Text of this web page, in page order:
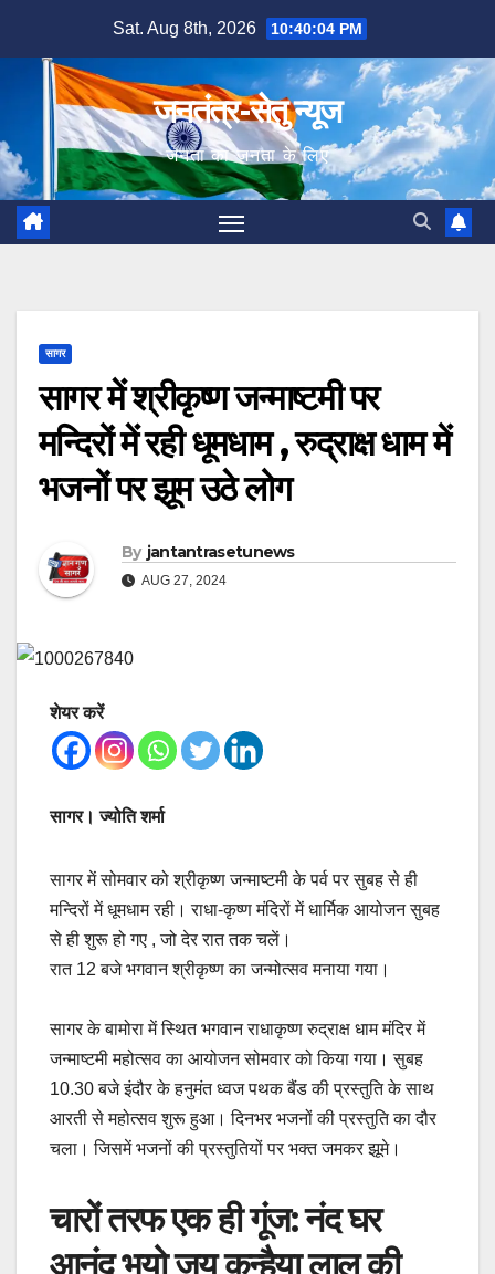
content
Sat. Aug 8th, 2026 10:40:05 PM
जनतंत्र-सेतु न्यूज
जनता का जनता के लिए
सागर
सागर में श्रीकृष्ण जन्माष्टमी पर
मन्दिरों में रही धूमधाम , रुद्राक्ष धाम में
भजनों पर झूम उठे लोग
By jantantrasetunews
AUG 27, 2024
शेयर करें
सागर। ज्योति शर्मा
सागर में सोमवार को श्रीकृष्ण जन्माष्टमी के पर्व पर सुबह से ही
मन्दिरों में धूमधाम रही। राधा-कृष्ण मंदिरों में धार्मिक आयोजन सुबह
से ही शुरू हो गए , जो देर रात तक चलें।
रात 12 बजे भगवान श्रीकृष्ण का जन्मोत्सव मनाया गया।
सागर के बामोरा में स्थित भगवान राधाकृष्ण रुद्राक्ष धाम मंदिर में
जन्माष्टमी महोत्सव का आयोजन सोमवार को किया गया। सुबह
10.30 बजे इंदौर के हनुमंत ध्वज पथक बैंड की प्रस्तुति के साथ
आरती से महोत्सव शुरू हुआ। दिनभर भजनों की प्रस्तुति का दौर
चला। जिसमें भजनों की प्रस्तुतियों पर भक्त जमकर झूमे।
चारों तरफ एक ही गूंज: नंद घर
आनंद भयो जय कन्हैया लाल की